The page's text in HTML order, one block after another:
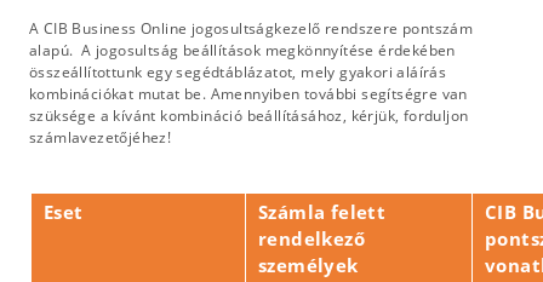
A CIB Business Online jogosultságkezelő rendszere pontszám
alapú. A jogosultság beállítások megkönnyítése érdekében
összeállítottunk egy segédtáblázatot, mely gyakori aláírás
kombinációkat mutat be. Amennyiben további segítségre van
szüksége a kívánt kombináció beállításához, kérjük, forduljon
számlavezetőjéhez!
Eset
Számla felett
rendelkező
személyek
CIB